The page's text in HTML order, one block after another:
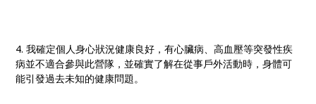
4. 我確定個人身心狀況健康良好，有心臟病、高血壓等突發性疾
病並不適合參與此營隊，並確實了解在從事戶外活動時，身體可
能引發過去未知的健康問題。